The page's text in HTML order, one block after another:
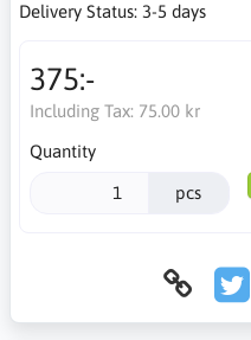
Delivery Status: 3-5 days
375:-
Including Tax: 75.00 kr
Quantity
pcs